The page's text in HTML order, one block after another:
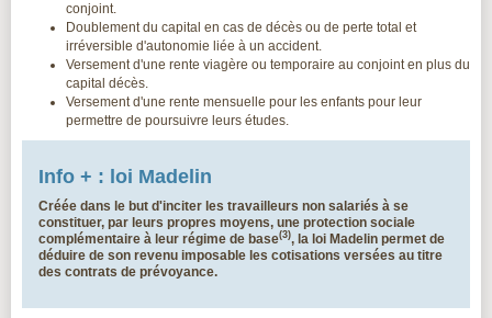
conjoint.
Doublement du capital en cas de décès ou de perte total et
irréversible d'autonomie liée à un accident.
Versement d'une rente viagère ou temporaire au conjoint en plus du
capital décès.
Versement d'une rente mensuelle pour les enfants pour leur
permettre de poursuivre leurs études.
Info + : loi Madelin
Créée dans le but d'inciter les travailleurs non salariés à se
constituer, par leurs propres moyens, une protection sociale
complémentaire à leur régime de base(3), la loi Madelin permet de
déduire de son revenu imposable les cotisations versées au titre
des contrats de prévoyance.